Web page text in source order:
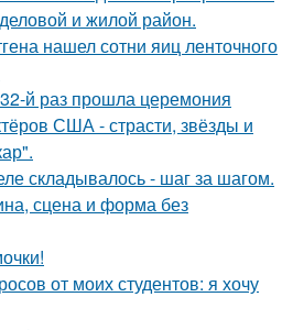
и жилой район.
нашел сотни яиц ленточного
й раз прошла церемония
США - страсти, звёзды и
складывалось - шаг за шагом.
сцена и форма без
от моих студентов: я хочу